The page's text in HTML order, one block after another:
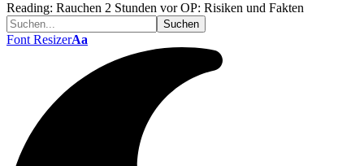
Reading: Rauchen 2 Stunden vor OP: Risiken und Fakten
Font ResizerAa